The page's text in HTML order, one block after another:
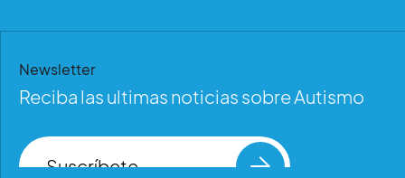
Newsletter
Reciba las ultimas noticias sobre Autismo
Suscríbete